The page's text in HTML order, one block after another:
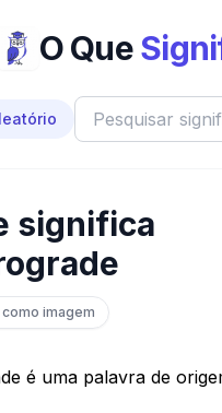
O Que
significa
imagem
é uma palavra de